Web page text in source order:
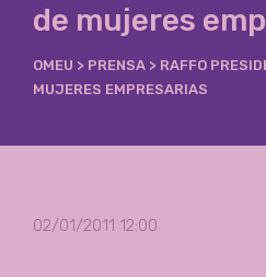
de mujeres
OMEU > PRENSA > RAFFO
MUJERES EMPRESARIAS
02/01/2011 12:00